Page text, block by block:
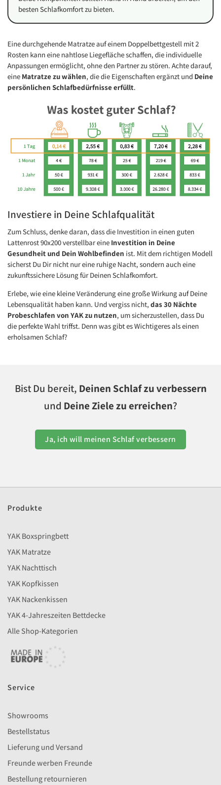
besten Schlafkomfort zu bieten.
Eine durchgehende Matratze auf einem Doppelbettgestell mit 2
Rosten kann eine nahtlose Liegefläche schaffen, die individuelle
Anpassungen ermöglicht, ohne den Partner zu stören. Achte darauf,
eine Matratze zu wählen, die die Eigenschaften ergänzt und Deine
persönlichen Schlafbedürfnisse erfüllt.
Investiere in Deine Schlafqualität
Zum Schluss, denke daran, dass die Investition in einen guten
Lattenrost 90x200 verstellbar eine Investition in Deine
Gesundheit und Dein Wohlbefinden ist. Mit dem richtigen Modell
sicherst Du Dir nicht nur eine ruhige Nacht, sondern auch eine
zukunftssichere Lösung für Deinen Schlafkomfort.
Erlebe, wie eine kleine Veränderung eine große Wirkung auf Deine
Lebensqualität haben kann. Und vergiss nicht, das 30 Nächte
Probeschlafen von YAK zu nutzen, um sicherzustellen, dass Du
die perfekte Wahl triffst. Denn was gibt es Wichtigeres als einen
erholsamen Schlaf?
Bist Du bereit, Deinen Schlaf zu verbessern
und Deine Ziele zu erreichen?
Ja, ich will meinen Schlaf verbessern
Produkte
YAK Boxspringbett
YAK Matratze
YAK Nachttisch
YAK Kopfkissen
YAK Nackenkissen
YAK 4-Jahreszeiten Bettdecke
Alle Shop-Kategorien
Service
Showrooms
Bestellstatus
Lieferung und Versand
Freunde werben Freunde
Bestellung retournieren